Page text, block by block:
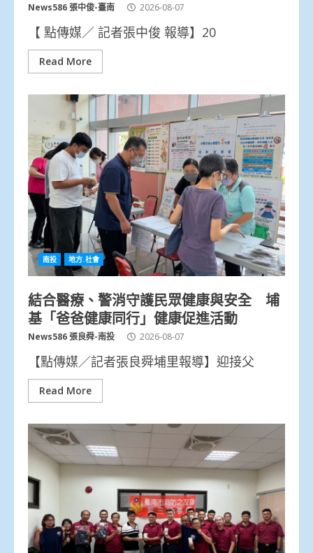
News586 張中俊-臺南 2026-08-07
【 點傳媒／ 記者張中俊 報導】20
Read More
南投 地方.社會
結合醫療、警消守護民眾健康與安全 埔
基「爸爸健康同行」健康促進活動
News586 張良舜-南投 2026-08-07
【點傳媒／記者張良舜埔里報導】迎接父
Read More